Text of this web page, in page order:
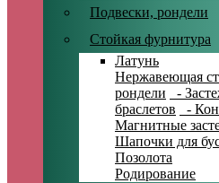
Подвески, рондели
Стойкая фурнитура
Латунь
Нержавеющая
рондели
-
браслетов
-
Магнитные
Шапочки для
Позолота
Родирование